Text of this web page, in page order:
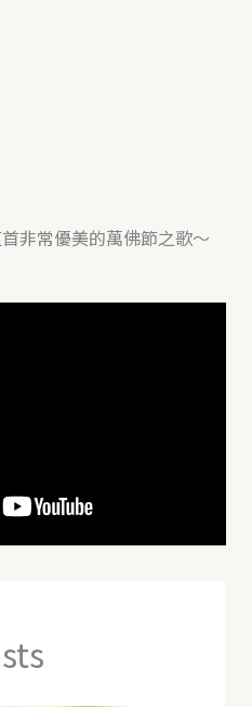
非常優美的萬佛節之歌～